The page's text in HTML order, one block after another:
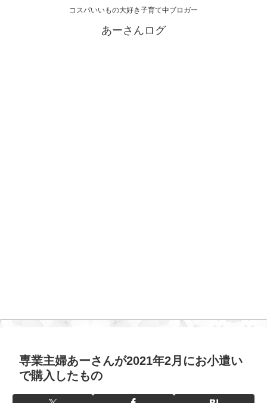
コスパいいもの大好き子育て中ブロガー
あーさんログ
専業主婦あーさんが2021年2月にお小遣い
で購入したもの